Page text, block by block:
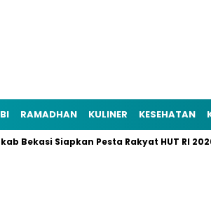
RAMADHAN KULINER KESEHATAN
Siapkan Pesta Rakyat HUT RI 2026,